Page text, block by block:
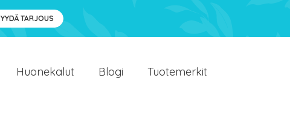
TARJOUS
Huonekalut Blogi Tuotemerkit